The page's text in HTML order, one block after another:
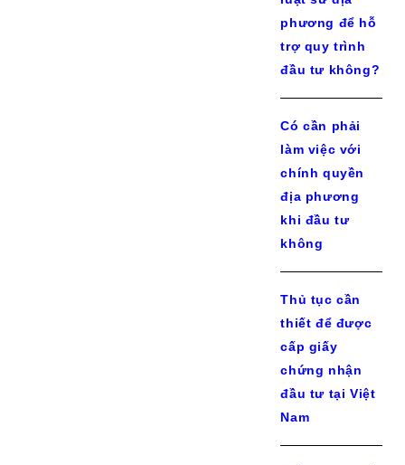
phương để hỗ
trợ quy trình
đầu tư không?
Có cần phải
làm việc với
chính quyền
địa phương
khi đầu tư
không
Thủ tục cần
thiết để được
cấp giấy
chứng nhận
đầu tư tại Việt
Nam